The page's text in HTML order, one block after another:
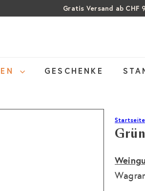
Pause
Gratis Versand ab CHF
Über 15% Rabatt auf
SALE: Bis zu 40% auf letzte
GESCHENKE
Startseite